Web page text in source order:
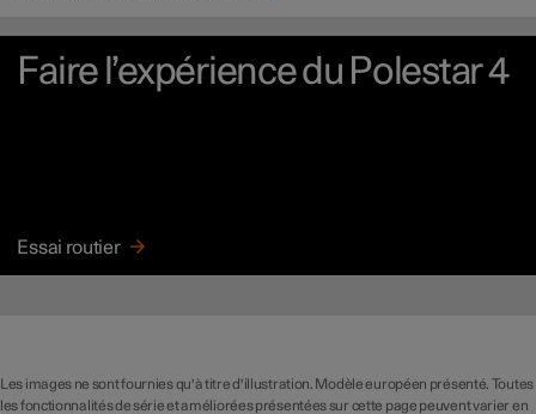
Faire l’expérience du Polestar 4
Essai routier
Les images ne sont fournies qu'à titre d'illustration. Modèle européen présenté. Toutes
les fonctionnalités de série et améliorées présentées sur cette page peuvent varier en